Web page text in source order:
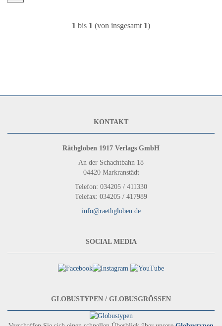
1 bis 1 (von insgesamt 1)
KONTAKT
Räthgloben 1917 Verlags GmbH
An der Schachtbahn 18
04420 Markranstädt
Telefon: 034205 / 411330
Telefax: 034205 / 417989
info@raethgloben.de
SOCIAL MEDIA
GLOBUSTYPEN / GLOBUSGRÖSSEN